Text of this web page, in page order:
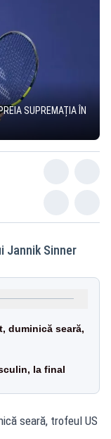
SUPREMAȚIA ÎN
Jannik Sinner
duminică seară,
la final
seară, trofeul US